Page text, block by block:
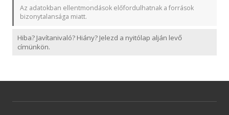
Az adatokban ellentmondások előfordulhatnak a források
bizonytalansága miatt.
Hiba? Javítanivaló? Hiány? Jelezd a nyitólap alján levő
címünkön.